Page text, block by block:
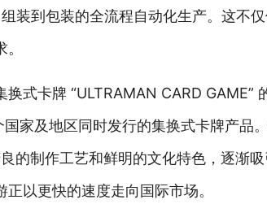
装到包装的全流程自动化生产。这不
式卡牌 “ULTRAMAN CARD GAME”
家及地区同时发行的集换式卡牌产品
的制作工艺和鲜明的文化特色，逐渐
以更快的速度走向国际市场。